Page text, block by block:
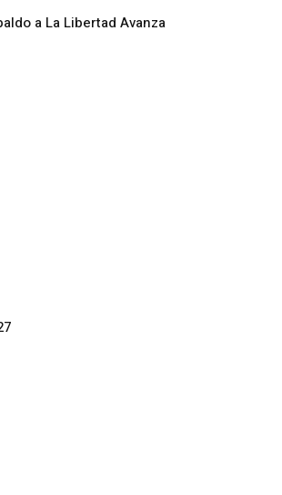
a La Libertad Avanza